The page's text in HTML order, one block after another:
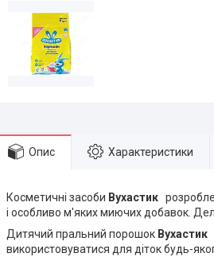
Опис Характеристики
Косметичні засоби Вухастик
і особливо м'яких миючих добавок.
Дитячий пральний порошок Вухастик
використовуватися для діток будь-